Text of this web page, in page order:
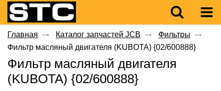
Главная Каталог запчастей JCB
Фильтры
Фильтр масляный двигателя (KUBOTA) {02/600888}
Фильтр масляный двигателя
(KUBOTA) {02/600888}